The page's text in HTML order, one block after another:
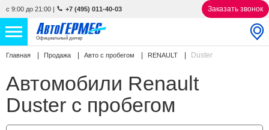
с 9:00 до 21:00 | +7 (495) 011-40-03 Заказать звонок
Официальный дилер
НОВЫЕ АВТОМОБИЛИ 4769 авто
С ПРОБЕГОМ 852 авто
Главная Продажа Авто с пробегом RENAULT Duster
Автомобили Renault
Duster с пробегом